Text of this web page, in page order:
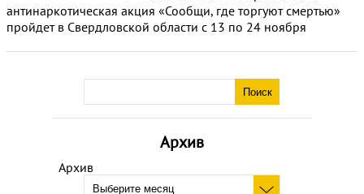
Архив
Архив
антинаркотическая акция «Сообщи, где торгуют смертью»
пройдет в Свердловской области с 13 по 24 ноября